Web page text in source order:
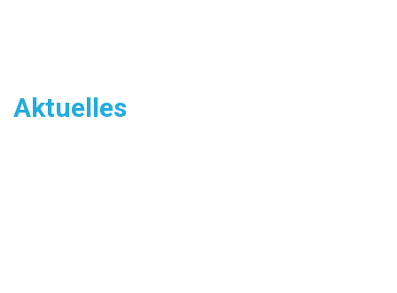
Aktuelles